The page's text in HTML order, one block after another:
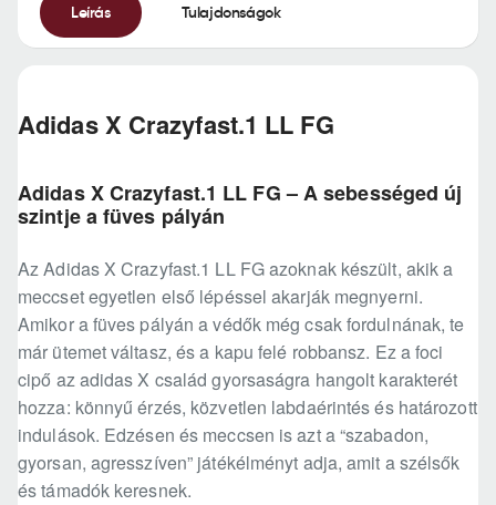
Leírás Tulajdonságok
Adidas X Crazyfast.1 LL FG
Adidas X Crazyfast.1 LL FG – A sebességed új
szintje a füves pályán
Az Adidas X Crazyfast.1 LL FG azoknak készült, akik a
meccset egyetlen első lépéssel akarják megnyerni.
Amikor a füves pályán a védők még csak fordulnának, te
már ütemet váltasz, és a kapu felé robbansz. Ez a foci
cipő az adidas X család gyorsaságra hangolt karakterét
hozza: könnyű érzés, közvetlen labdaérintés és határozott
indulások. Edzésen és meccsen is azt a “szabadon,
gyorsan, agresszíven” játékélményt adja, amit a szélsők
és támadók keresnek.